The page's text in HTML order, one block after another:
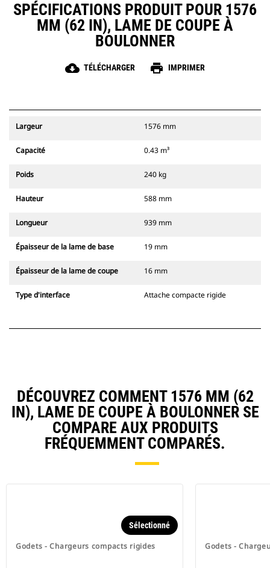
SPÉCIFICATIONS PRODUIT POUR 1576
MM (62 IN), LAME DE COUPE À
BOULONNER
cloud_download TÉLÉCHARGER print IMPRIMER
Largeur 1576 mm
Capacité 0.43 m³
Poids 240 kg
Hauteur 588 mm
Longueur 939 mm
Épaisseur de la lame de base 19 mm
Épaisseur de la lame de coupe 16 mm
Type d'interface Attache compacte rigide
DÉCOUVREZ COMMENT 1576 MM (62
IN), LAME DE COUPE À BOULONNER SE
COMPARE AUX PRODUITS
FRÉQUEMMENT COMPARÉS.
Godets - Chargeurs compacts rigides
Sélectionné
Godets -